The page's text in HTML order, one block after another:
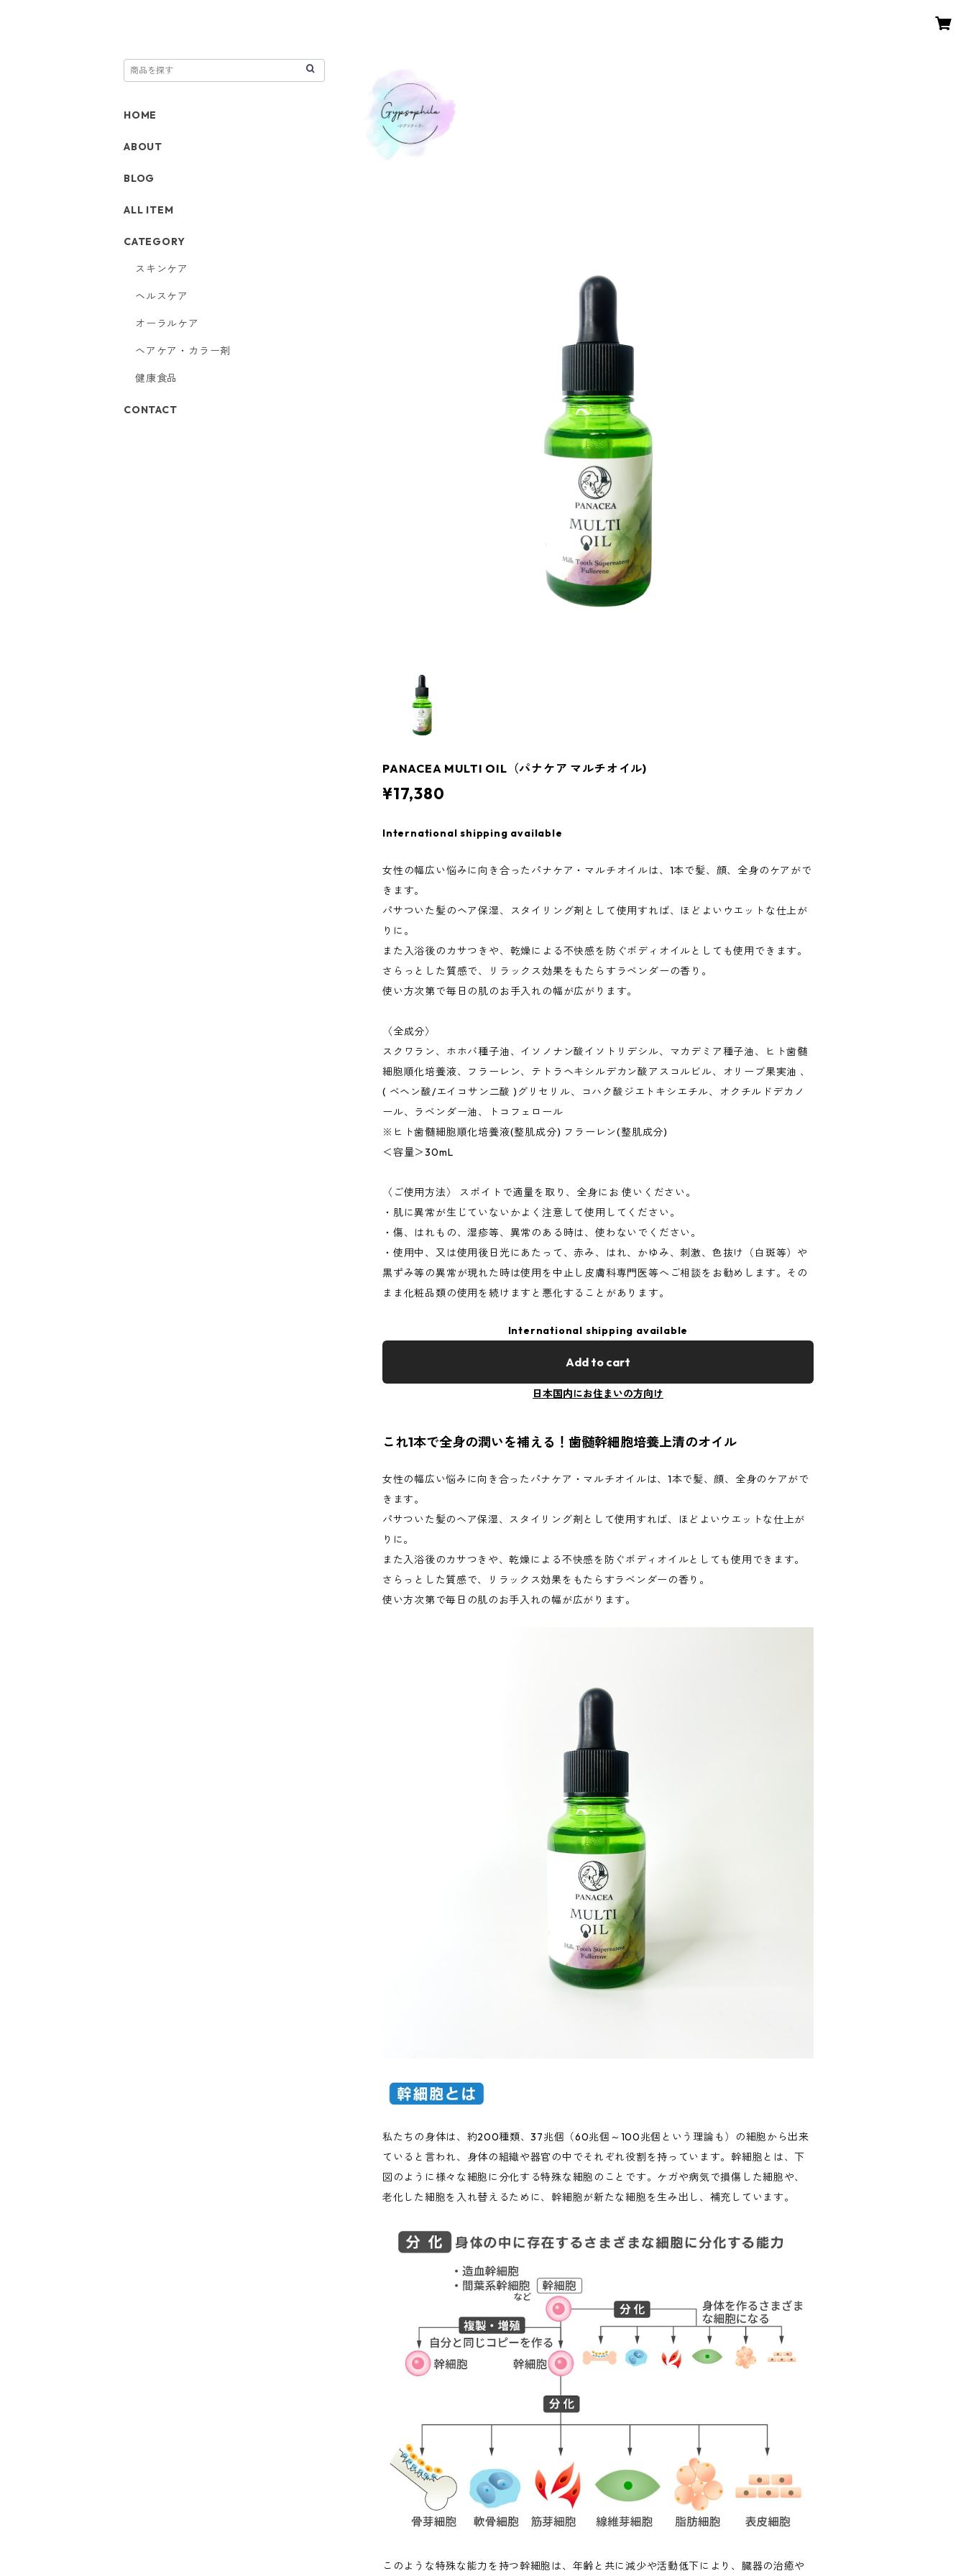
PANACEA MULTI OIL（パナケア マルチオイル)
¥17,380
International shipping available
女性の幅広い悩みに向き合ったパナケア・マルチオイルは、1本で髪、顔、全身のケアがで
きます。
パサついた髪のヘア保湿、スタイリング剤として使用すれば、ほどよいウエットな仕上が
りに。
また入浴後のカサつきや、乾燥による不快感を防ぐボディオイルとしても使用できます。
さらっとした質感で、リラックス効果をもたらすラベンダーの香り。
使い方次第で毎日の肌のお手入れの幅が広がります。
〈全成分〉
スクワラン、ホホバ種子油、イソノナン酸イソトリデシル、マカデミア種子油、ヒト歯髄
細胞順化培養液、フラーレン、テトラヘキシルデカン酸アスコルビル、オリーブ果実油 、
( ベヘン酸/エイコサン二酸 )グリセリル、コハク酸ジエトキシエチル、オクチルドデカノ
ール、ラベンダー油、トコフェロール
※ヒト歯髄細胞順化培養液(整肌成分) フラーレン(整肌成分)
＜容量＞30mL
〈ご使用方法〉 スポイトで適量を取り、全身にお 使いください。
・肌に異常が生じていないかよく注意して使用してください。
・傷、はれもの、湿疹等、異常のある時は、使わないでください。
・使用中、又は使用後日光にあたって、赤み、はれ、かゆみ、刺激、色抜け（白斑等）や
黒ずみ等の異常が現れた時は使用を中止し皮膚科専門医等へご相談をお勧めします。その
まま化粧品類の使用を続けますと悪化することがあります。
International shipping available
Add to cart
日本国内にお住まいの方向け
これ1本で全身の潤いを補える！歯髄幹細胞培養上清のオイル
女性の幅広い悩みに向き合ったパナケア・マルチオイルは、1本で髪、顔、全身のケアがで
きます。
パサついた髪のヘア保湿、スタイリング剤として使用すれば、ほどよいウエットな仕上が
りに。
また入浴後のカサつきや、乾燥による不快感を防ぐボディオイルとしても使用できます。
さらっとした質感で、リラックス効果をもたらすラベンダーの香り。
使い方次第で毎日の肌のお手入れの幅が広がります。
私たちの身体は、約200種類、37兆個（60兆個～100兆個という理論も）の細胞から出来
ていると言われ、身体の組織や器官の中でそれぞれ役割を持っています。幹細胞とは、下
図のように様々な細胞に分化する特殊な細胞のことです。ケガや病気で損傷した細胞や、
老化した細胞を入れ替えるために、幹細胞が新たな細胞を生み出し、補充しています。
このような特殊な能力を持つ幹細胞は、年齢と共に減少や活動低下により、臓器の治癒や
HOME
ABOUT
BLOG
ALL ITEM
CATEGORY
スキンケア
ヘルスケア
オーラルケア
ヘアケア・カラー剤
健康食品
CONTACT